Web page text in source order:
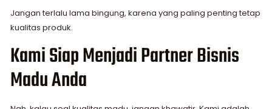
Jangan terlalu lama bingung, karena yang paling penting tetap
kualitas produk.
Kami Siap Menjadi Partner Bisnis
Madu Anda